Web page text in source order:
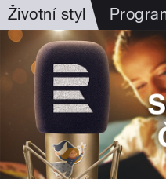
Životní styl